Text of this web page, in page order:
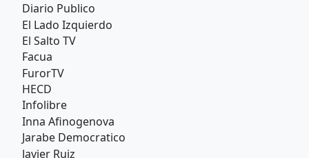
Diario Publico
El Lado Izquierdo
El Salto TV
Facua
FurorTV
HECD
Infolibre
Inna Afinogenova
Jarabe Democratico
Javier Ruiz